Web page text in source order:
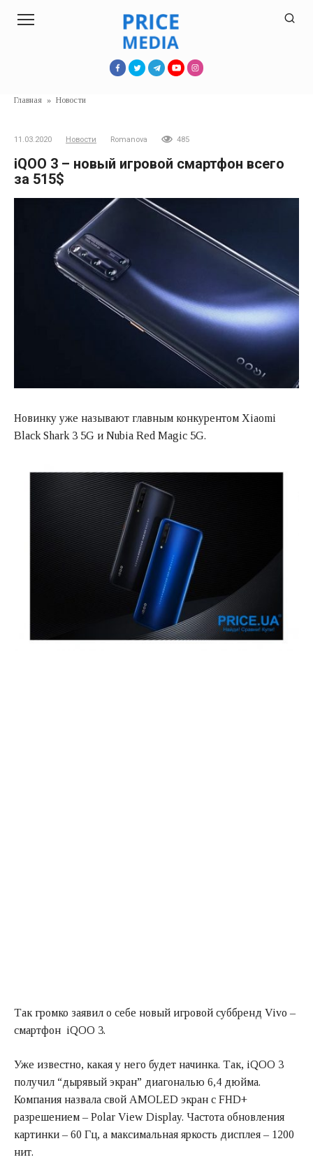
Главная » Новости
11.03.2020 Новости Romanova 485
iQOO 3 – новый игровой смартфон всего
за 515$
Новинку уже называют главным конкурентом Xiaomi
Black Shark 3 5G и Nubia Red Magic 5G.
Так громко заявил о себе новый игровой суббренд Vivo –
смартфон iQOO 3.
Уже известно, какая у него будет начинка. Так, iQOO 3
получил “дырявый экран” диагональю 6,4 дюйма.
Компания назвала свой AMOLED экран с FHD+
разрешением – Polar View Display. Частота обновления
картинки – 60 Гц, а максимальная яркость дисплея – 1200
нит.